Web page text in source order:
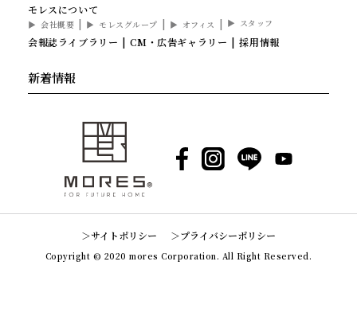
モレスについて
会社概要 モレスグループ オフィス スタッフ
会報誌ライブラリー CM・広告ギャラリー 採用情報
新着情報
Facebook
Instagram
LINE YouTube
サイトポリシー プライバシーポリシー
Copyright © 2020 mores Corporation. All Right Reserved.